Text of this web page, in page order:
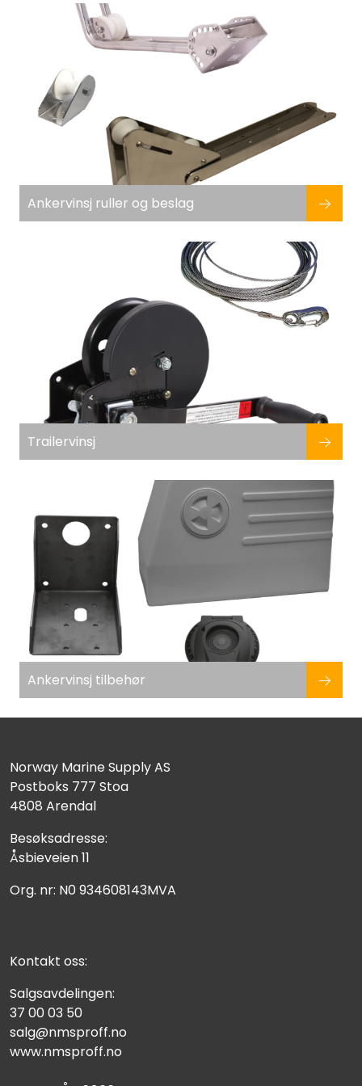
Ankervinsj ruller og beslag
Trailervinsj
Ankervinsj tilbehør
Norway Marine Supply AS
Postboks 777 Stoa
4808 Arendal
Besøksadresse:
Åsbieveien 11
Org. nr: N0 934608143MVA
Kontakt oss:
Salgsavdelingen:
37 00 03 50
salg@nmsproff.no
www.nmsproff.no
Fritid/Sikkerhet
Båtpleie/Opplag
Nyheter